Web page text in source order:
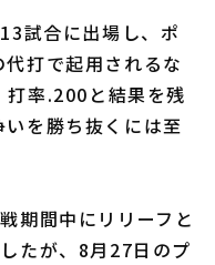
試合に出場し、ポ
打で起用されるな
打率.200と結果を残
を勝ち抜くには至
期間中にリリーフと
たが、8月27日のプ